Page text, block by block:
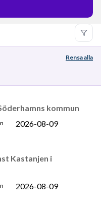
Rensa alla
kommun
2026-08-09
Kastanjen i
2026-08-09